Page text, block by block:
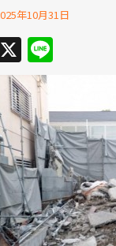
年10月31日
X